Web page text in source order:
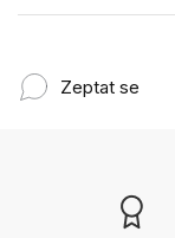
Zeptat se